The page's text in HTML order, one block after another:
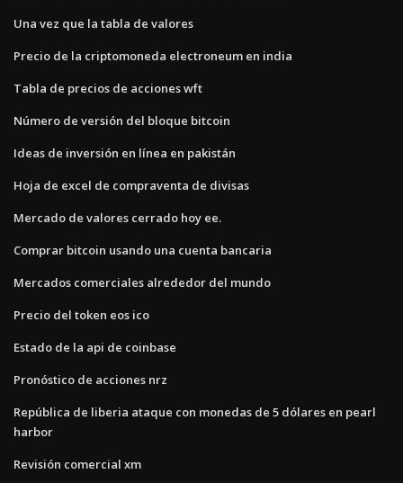
Una vez que la tabla de valores
Precio de la criptomoneda electroneum en india
Tabla de precios de acciones wft
Número de versión del bloque bitcoin
Ideas de inversión en línea en pakistán
Hoja de excel de compraventa de divisas
Mercado de valores cerrado hoy ee.
Comprar bitcoin usando una cuenta bancaria
Mercados comerciales alrededor del mundo
Precio del token eos ico
Estado de la api de coinbase
Pronóstico de acciones nrz
República de liberia ataque con monedas de 5 dólares en pearl
harbor
Revisión comercial xm